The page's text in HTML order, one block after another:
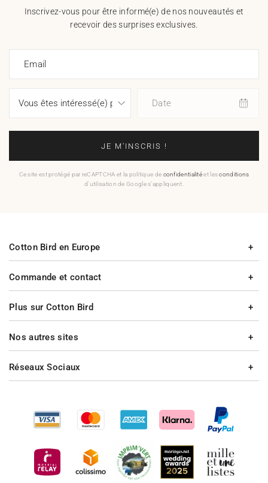
Inscrivez-vous pour être informé(e) de nos nouveautés et
recevoir des surprises exclusives.
Email
Date
JE M'INSCRIS !
Ce site est protégé par reCAPTCHA et la politique de confidentialitéet lesconditions
d'utilisation de Google s'appliquent.
Commande et contact
Plus sur Cotton Bird
Cotton Bird en Europe
Nos autres sites
Réseaux Sociaux